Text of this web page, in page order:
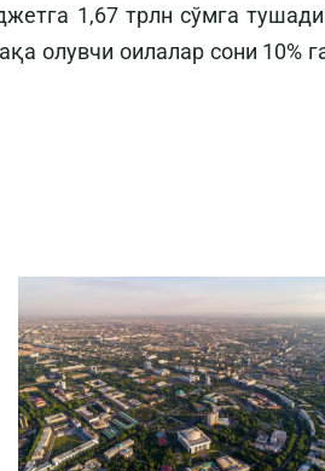
1,67 трлн сўмга
олувчи оилалар сони 10%